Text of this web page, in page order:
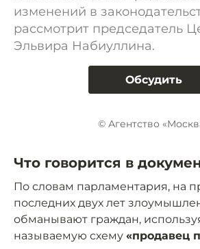
изменений в
рассмотрит председатель
Эльвира Набиуллина.
Обсудить
© Агентство
Что говорится в
По словам парламентария, на
последних двух лет
обманывают граждан,
называемую схему «продавец